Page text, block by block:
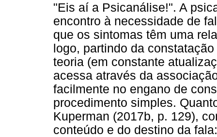
"Eis aí a Psicanálise!". A
encontro à necessidade de
que os sintomas têm uma
logo, partindo da
teoria (em constante
acessa através da
facilmente no engano de
procedimento simples.
Kuperman (2017b, p. 129),
conteúdo e do destino da fala: